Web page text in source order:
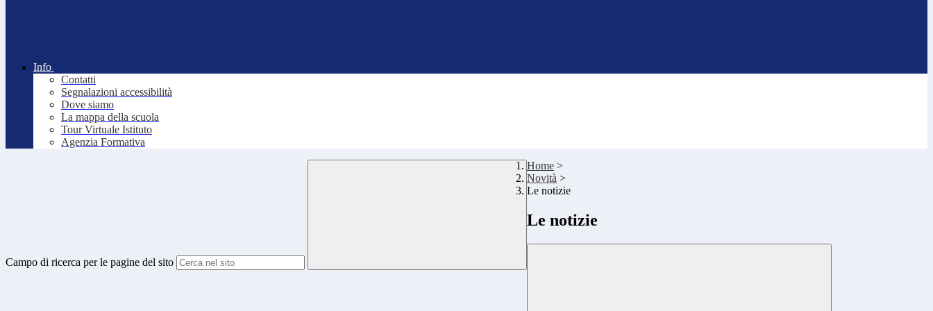
Info
Contatti
Segnalazioni accessibilità
Dove siamo
La mappa della scuola
Tour Virtuale Istituto
Agenzia Formativa
Campo di ricerca per le pagine del sito
Home >
Novità >
Le notizie
Le notizie